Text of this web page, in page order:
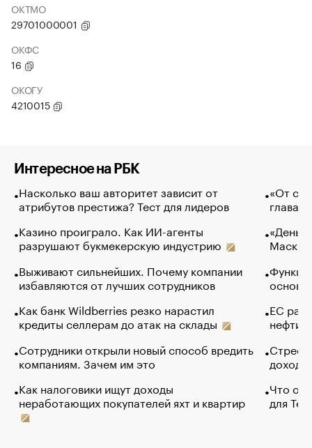
ОКТМО
29701000001
ОКФС
16
ОКОГУ
4210015
Интересное на РБК
Насколько ваш авторитет зависит от
атрибутов престижа? Тест для лидеров
Казино проиграло. Как ИИ-агенты
разрушают букмекерскую индустрию
Выживают сильнейших. Почему компании
избавляются от лучших сотрудников
Как банк Wildberries резко нарастил
кредиты селлерам до атак на склады
Сотрудники открыли новый способ вредить
компаниям. Зачем им это
Как налоговики ищут доходы
неработающих покупателей яхт и квартир
«От
глава
Маск в
основ
ЕС
нефти
Что
для